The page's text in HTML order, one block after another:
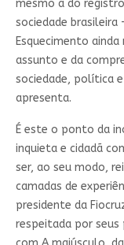
mesmo a do
sociedade brasileira
Esquecimento
assunto e da
sociedade, política
apresenta.
É este o ponto da
inquieta e cidadã
ser, ao seu modo,
camadas de
presidente da
respeitada por seus